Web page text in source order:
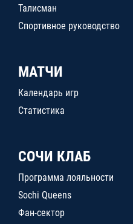
Талисман
Спортивное руководство
МАТЧИ
Календарь игр
Статистика
СОЧИ КЛАБ
Программа лояльности
Sochi Queens
Фан-сектор